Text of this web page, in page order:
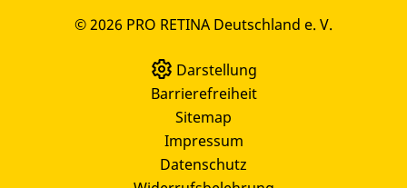
© 2026 PRO RETINA Deutschland e. V.
Darstellung
Barrierefreiheit
Sitemap
Impressum
Datenschutz